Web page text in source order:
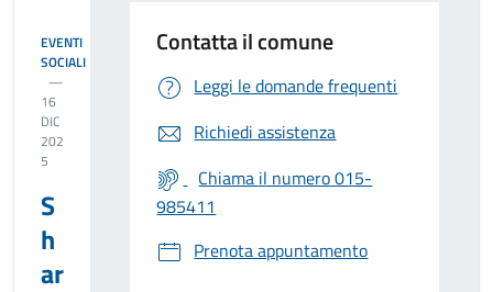
EVENTI
SOCIALI
16
DIC
202
5
S
h
ar
Contatta il comune
Leggi le domande frequenti
Richiedi assistenza
Chiama il numero 015-
985411
Prenota appuntamento